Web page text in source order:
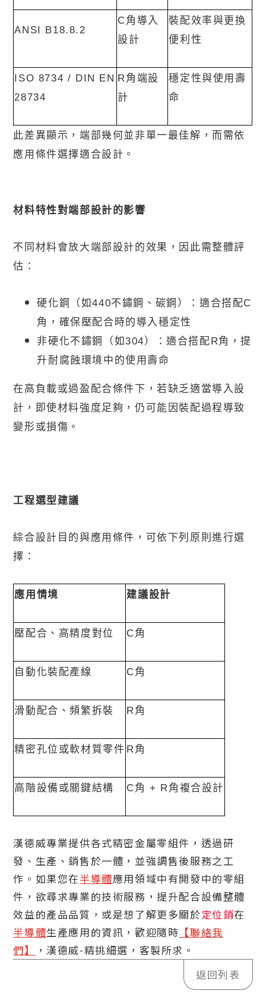
ANSI B18.8.2
C角導入
設計
裝配效率與更換
便利性
ISO 8734 / DIN EN
28734
R角端設
計
穩定性與使用壽
命
此差異顯示，端部幾何並非單一最佳解，而需依
應用條件選擇適合設計。
材料特性對端部設計的影響
不同材料會放大端部設計的效果，因此需整體評
估：
硬化鋼（如440不鏽鋼、碳鋼）：適合搭配C
角，確保壓配合時的導入穩定性
非硬化不鏽鋼（如304）：適合搭配R角，提
升耐腐蝕環境中的使用壽命
在高負載或過盈配合條件下，若缺乏適當導入設
計，即使材料強度足夠，仍可能因裝配過程導致
變形或損傷。
工程選型建議
綜合設計目的與應用條件，可依下列原則進行選
擇：
應用情境 建議設計
壓配合、高精度對位 C角
自動化裝配產線 C角
滑動配合、頻繁拆裝 R角
精密孔位或軟材質零件 R角
高階設備或關鍵結構 C角 + R角複合設計
漢德威專業提供各式精密金屬零組件，透過研
發、生產、銷售於一體，並強調售後服務之工
作。如果您在半導體應用領域中有開發中的零組
件，欲尋求專業的技術服務，提升配合設備整體
效益的產品品質，或是想了解更多關於定位銷在
半導體生產應用的資訊，歡迎隨時 【聯絡我
們】
，漢德威-精挑細選，客製所求。
返回列表